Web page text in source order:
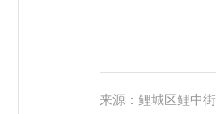
来源：鲤城区鲤中